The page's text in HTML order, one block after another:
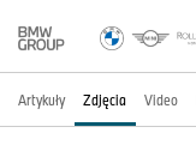
Artykuły Zdjęcia Video